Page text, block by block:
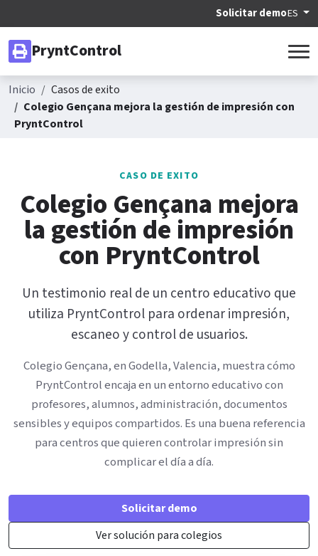
Solicitar demoES
PryntControl
Inicio
Casos de exito
Colegio Gençana mejora la gestión de impresión con
PryntControl
CASO DE EXITO
Colegio Gençana mejora
la gestión de impresión
con PryntControl
Un testimonio real de un centro educativo que
utiliza PryntControl para ordenar impresión,
escaneo y control de usuarios.
Colegio Gençana, en Godella, Valencia, muestra cómo
PryntControl encaja en un entorno educativo con
profesores, alumnos, administración, documentos
sensibles y equipos compartidos. Es una buena referencia
para centros que quieren controlar impresión sin
complicar el día a día.
Solicitar demo
Ver solución para colegios